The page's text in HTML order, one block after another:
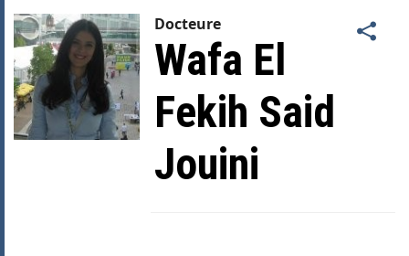
Docteure
Wafa El
Fekih Said
Jouini